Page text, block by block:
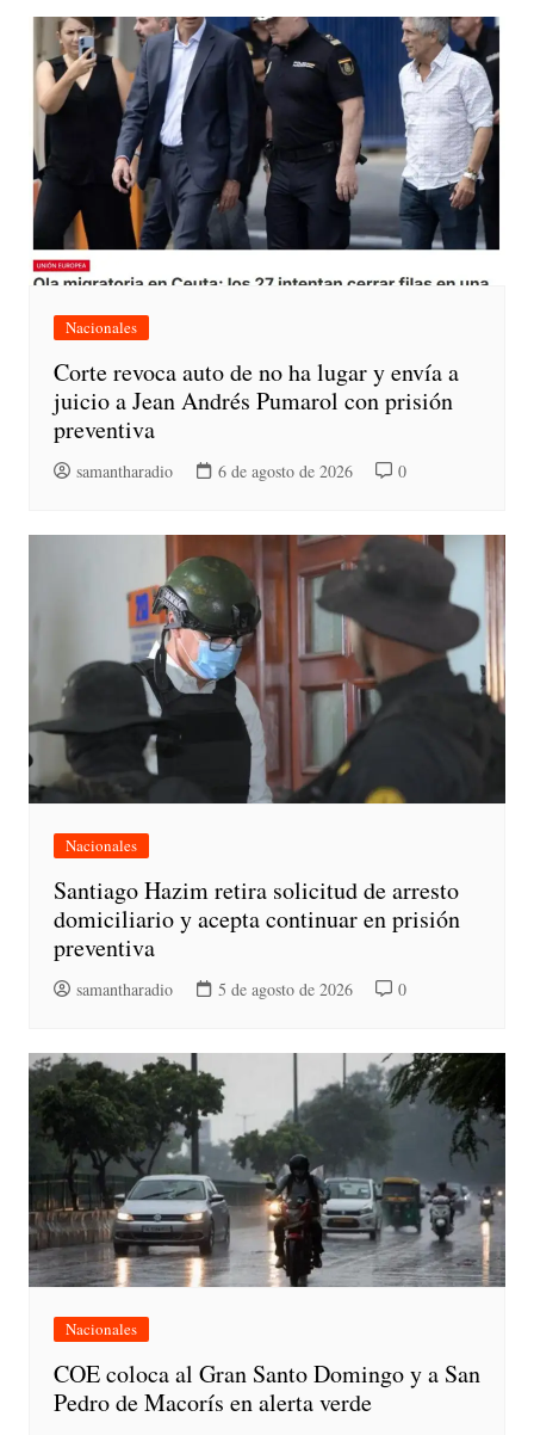
Nacionales
Corte revoca auto de no ha lugar y envía a
juicio a Jean Andrés Pumarol con prisión
preventiva
samantharadio 6 de agosto de 2026 0
Nacionales
Santiago Hazim retira solicitud de arresto
domiciliario y acepta continuar en prisión
preventiva
samantharadio 5 de agosto de 2026 0
Nacionales
COE coloca al Gran Santo Domingo y a San
Pedro de Macorís en alerta verde